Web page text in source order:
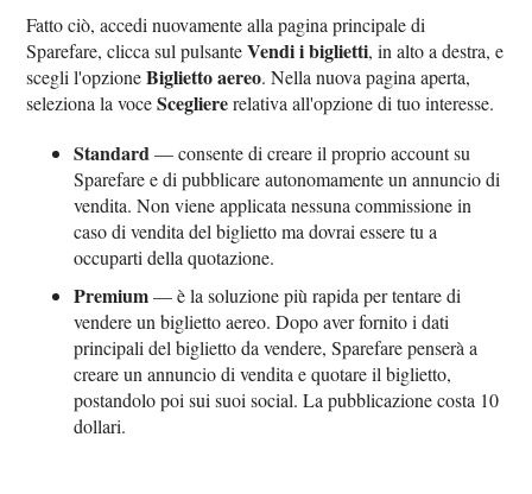
Fatto ciò, accedi nuovamente alla pagina principale di
Sparefare, clicca sul pulsanteVendi i biglietti, in alto a destra, e
scegli l'opzioneBiglietto aereo. Nella nuova pagina aperta,
seleziona la voceScegliererelativa all'opzione di tuo interesse.
Standard— consente di creare il proprio account su
Sparefare e di pubblicare autonomamente un annuncio di
vendita. Non viene applicata nessuna commissione in
caso di vendita del biglietto ma dovrai essere tu a
occuparti della quotazione.
Premium— è la soluzione più rapida per tentare di
vendere un biglietto aereo. Dopo aver fornito i dati
principali del biglietto da vendere, Sparefare penserà a
creare un annuncio di vendita e quotare il biglietto,
postandolo poi sui suoi social. La pubblicazione costa 10
dollari.